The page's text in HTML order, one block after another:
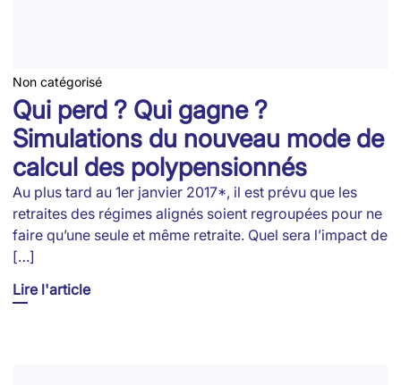
Non catégorisé
Qui perd ? Qui gagne ?
Simulations du nouveau mode de
calcul des polypensionnés
Au plus tard au 1er janvier 2017*, il est prévu que les
retraites des régimes alignés soient regroupées pour ne
faire qu’une seule et même retraite. Quel sera l’impact de
[…]
Lire l'article